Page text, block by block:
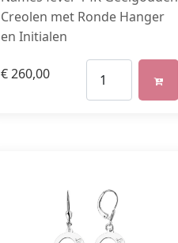
Creolen met Ronde Hanger
en Initialen
€260,00